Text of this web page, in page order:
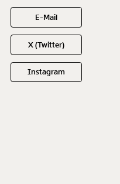
E-Mail
X (Twitter)
Instagram